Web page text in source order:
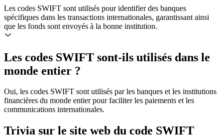
Les codes SWIFT sont utilisés pour identifier des banques
spécifiques dans les transactions internationales, garantissant ainsi
que les fonds sont envoyés à la bonne institution.
Les codes SWIFT sont-ils utilisés dans le
monde entier ?
Oui, les codes SWIFT sont utilisés par les banques et les institutions
financières du monde entier pour faciliter les paiements et les
communications internationales.
Trivia sur le site web du code SWIFT